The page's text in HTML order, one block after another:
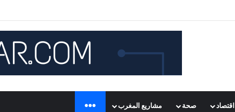
اقتصاد صحة مشاريع المغرب